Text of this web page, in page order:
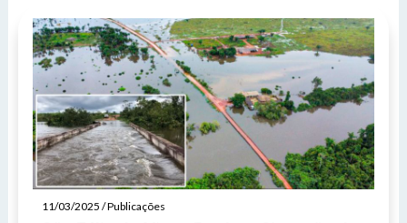
11/03/2025 / Publicações